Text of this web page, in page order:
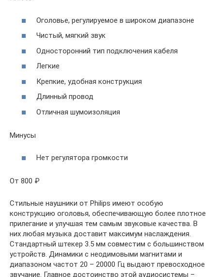
Оголовье, регулируемое в широком диапазоне
Чистый, мягкий звук
Односторонний тип подключения кабеля
Легкие
Крепкие, удобная конструкция
Длинный провод
Отличная шумоизоляция
Минусы
Нет регулятора громкости
От 800 ₽
Стильные наушники от Philips имеют особую
конструкцию оголовья, обеспечивающую более плотное
прилегание и улучшая тем самым звуковые качества. В
них любая музыка доставит максимум наслаждения.
Стандартный штекер 3.5 мм совместим с большинством
устройств. Динамики с неодимовыми магнитами и
диапазоном частот 20 – 20000 Гц выдают превосходное
звучание. Главное достоинство этой аудиосистемы –